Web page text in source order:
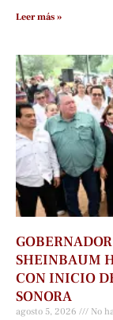
Leer más »
SHEINBAUM
CON INICIO
SONORA
agosto 5, 2026 No